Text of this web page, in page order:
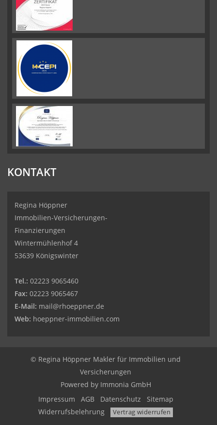
KONTAKT
Regina Höppner
Immobilien-Versicherungen-
Finanzierungen
Wintermühlenhof 4
53639 Königswinter
Tel.: 02223 9065460
Fax: 02223 9065467
E-Mail: mail@rhoeppner.de
Web: hoeppner-immobilien.com
© Regina Höppner Makler für Immobilien und
Versicherungen
Powered by Immonia GmbH
Impressum
AGB Datenschutz
Sitemap
Widerrufsbelehrung
Vertrag widerrufen